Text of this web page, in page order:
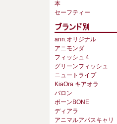
本
セーフティー
ann.オリジナル
アニモンダ
フィッシュ４
グリーンフィッシュ
ニュートライプ
KiaOra キアオラ
バロン
ボーンBONE
ディアラ
アニマルアパスキャリ